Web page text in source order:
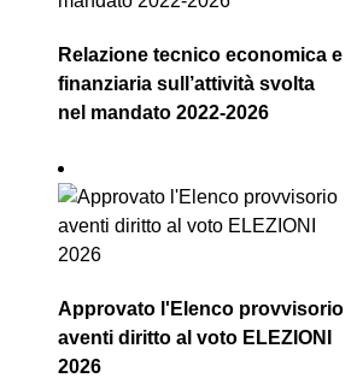
Relazione tecnico economica e
finanziaria sull’attività svolta
nel mandato 2022-2026
Approvato l'Elenco provvisorio
aventi diritto al voto ELEZIONI
2026